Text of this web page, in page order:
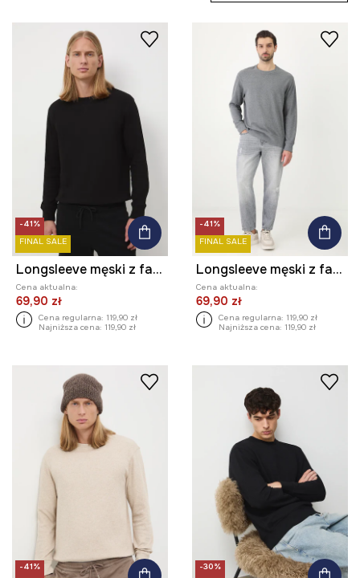
-41%
FINAL SALE
Longsleeve męski z fakturą kolor czarny
Cena aktualna:
69,90 zł
Cena regularna: 119,90 zł
Najniższa cena: 119,90 zł
-41%
FINAL SALE
Longsleeve męski z fakturą kolor szary
Cena aktualna:
69,90 zł
Cena regularna: 119,90 zł
Najniższa cena: 119,90 zł
-41%
-30%